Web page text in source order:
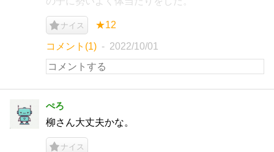
ナイス ★12
コメント(1) 2022/10/01
ぺろ
柳さん大丈夫かな。
ナイス